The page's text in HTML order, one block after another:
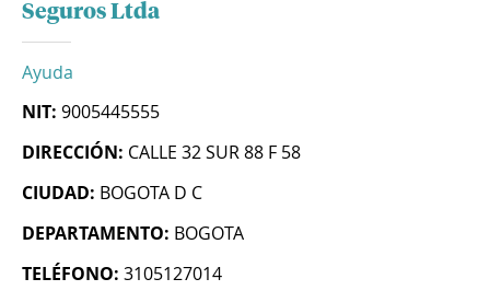
Seguros Ltda
Ayuda
NIT: 9005445555
DIRECCIÓN: CALLE 32 SUR 88 F 58
CIUDAD: BOGOTA D C
DEPARTAMENTO: BOGOTA
TELÉFONO: 3105127014